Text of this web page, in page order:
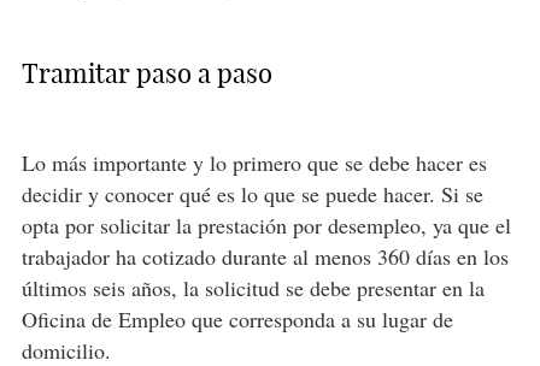
Tramitar paso a paso
Lo más importante y lo primero que se debe hacer es
decidir y conocer qué es lo que se puede hacer. Si se
opta por solicitar la prestación por desempleo, ya que el
trabajador ha cotizado durante al menos 360 días en los
últimos seis años, la solicitud se debe presentar en la
Oficina de Empleo que corresponda a su lugar de
domicilio.